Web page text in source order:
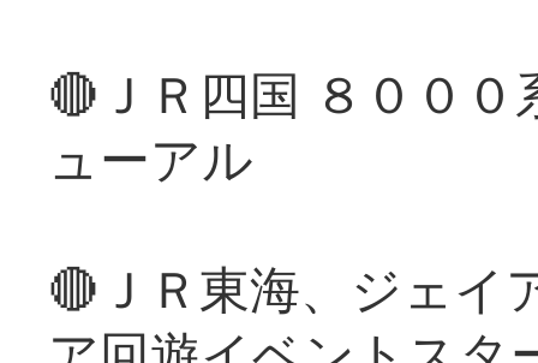
🔴ＪＲ四国 ８００
ューアル
🔴ＪＲ東海、ジェイ